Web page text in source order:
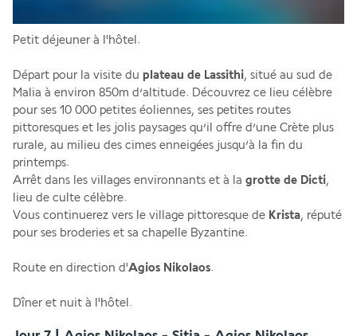
Petit déjeuner à l'hôtel.
Départ pour la visite du plateau de Lassithi, situé au sud de
Malia à environ 850m d’altitude. Découvrez ce lieu célèbre
pour ses 10 000 petites éoliennes, ses petites routes
pittoresques et les jolis paysages qu’il offre d’une Crète plus
rurale, au milieu des cimes enneigées jusqu’à la fin du
printemps.
Arrêt dans les villages environnants et à la grotte de Dicti,
lieu de culte célèbre.
Vous continuerez vers le village pittoresque de Krista, réputé
pour ses broderies et sa chapelle Byzantine.
Route en direction d'Agios Nikolaos.
Dîner et nuit à l'hôtel.